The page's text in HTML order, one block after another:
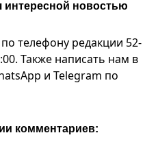
интересной новостью
телефону редакции 52-
Также написать нам в
и Telegram по
комментариев: